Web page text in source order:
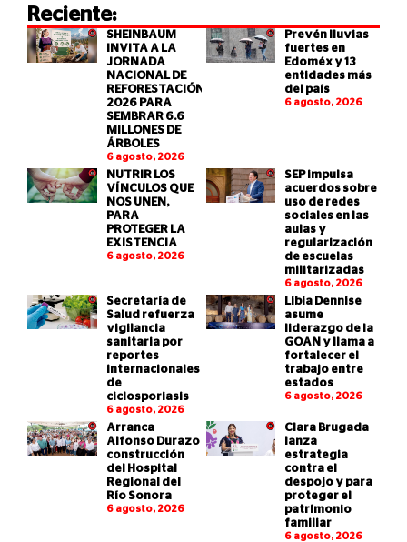
Reciente:
SHEINBAUM
INVITA A LA
JORNADA
NACIONAL DE
REFORESTACIÓN
2026 PARA
SEMBRAR 6.6
MILLONES DE
ÁRBOLES
6 agosto, 2026
Prevén lluvias
fuertes en
Edoméx y 13
entidades más
del país
6 agosto, 2026
NUTRIR LOS
VÍNCULOS QUE
NOS UNEN,
PARA
PROTEGER LA
EXISTENCIA
6 agosto, 2026
SEP impulsa
acuerdos sobre
uso de redes
sociales en las
aulas y
regularización
de escuelas
militarizadas
6 agosto, 2026
Secretaría de
Salud refuerza
vigilancia
sanitaria por
reportes
internacionales
de
ciclosporiasis
6 agosto, 2026
Libia Dennise
asume
liderazgo de la
GOAN y llama a
fortalecer el
trabajo entre
estados
6 agosto, 2026
Arranca
Alfonso Durazo
construcción
del Hospital
Regional del
Río Sonora
6 agosto, 2026
Clara Brugada
lanza
estrategia
contra el
despojo y para
proteger el
patrimonio
familiar
6 agosto, 2026